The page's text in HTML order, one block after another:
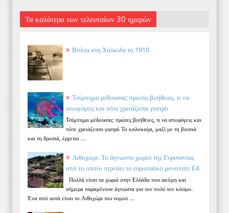
Τα καλύτερα των τελευταίων 30 ημερών
Βόλτα στη Χαλκίδα το 1910
Τσίμπημα μέδουσας: πρώτες βοήθειες, τι να
αποφύγεις και πότε χρειάζεσαι γιατρό
Τσίμπημα μέδουσας: πρώτες βοήθειες, τι να αποφύγεις και
πότε χρειάζεσαι γιατρό Το καλοκαίρι, μαζί με τη βουτιά
και τη δροσιά, έρχεται ...
Λιθοχώρι: Το άγνωστο χωριό της Ευρυτανίας
από το οποίο περνάει το ευρωπαϊκό μονοπάτι Ε4
Πολλά είναι τα χωριά στην Ελλάδα που ακόμη και
σήμερα παραμένουν άγνωστα για τον πολύ τον κόσμο.
Ένα από αυτά είναι το Λιθοχώρι του νομού ...